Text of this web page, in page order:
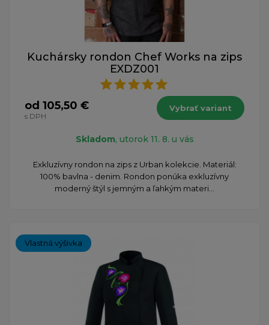
Kuchársky rondon Chef Works na zips
EXDZ001
od 105,50 €
s DPH
Vybrať variant
Skladom, utorok 11. 8. u vás
Exkluzívny rondon na zips z Urban kolekcie. Materiál:
100% bavlna - denim. Rondon ponúka exkluzívny
moderný štýl s jemným a ľahkým materi...
Vlastná výšivka